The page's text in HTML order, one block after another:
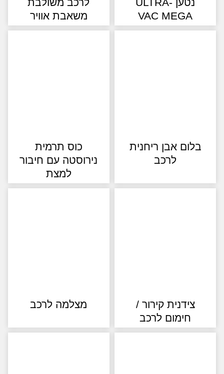
VAC MEGA
משאבת אוויר
אבן ריחנית
כוס תרמית
נירוסטה עם חיבור
צידנית קירור /
חימום לרכב
מצלמה לרכב